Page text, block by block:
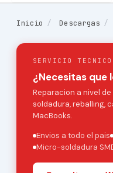
Inicio / Descargas /
SERVICIO
¿Necesitas que
Reparacion a nivel
soldadura, reballing,
MacBooks.
Envios a todo el pais
Micro-soldadura